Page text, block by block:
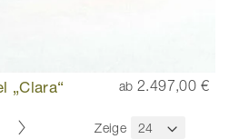
„Clara“
ab 2.497,00 €
Zeige